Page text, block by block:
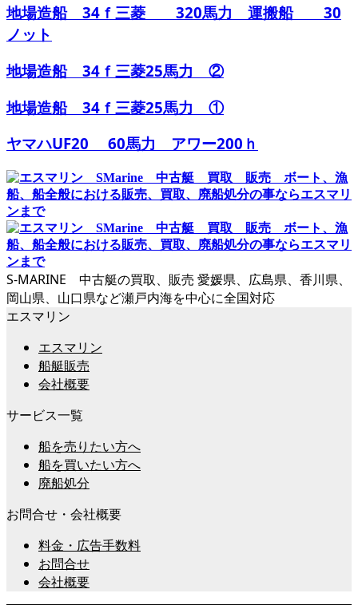
地場造船 34ｆ三菱 320馬力 運搬船 30
ノット
地場造船 34ｆ三菱25馬力 ②
地場造船 34ｆ三菱25馬力 ①
ヤマハUF20 60馬力 アワー200ｈ
S-MARINE 中古艇の買取、販売 愛媛県、広島県、香川県、
岡山県、山口県など瀬戸内海を中心に全国対応
エスマリン
エスマリン
船艇販売
会社概要
サービス一覧
船を売りたい方へ
船を買いたい方へ
廃船処分
お問合せ・会社概要
料金・広告手数料
お問合せ
会社概要